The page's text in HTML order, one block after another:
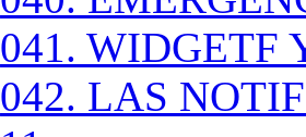
041. WIDGETF
042. LAS